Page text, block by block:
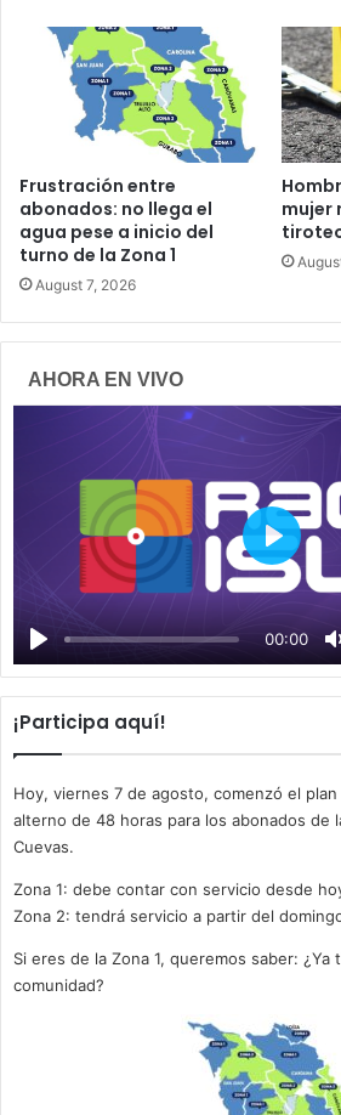
Frustración entre
abonados: no llega el
agua pese a inicio del
turno de la Zona 1
August 7, 2026
mujer
AHORA EN VIVO
00:00
P
y
¡Participa aquí!
Hoy, viernes 7 de agosto, comenzó el
alterno de 48 horas para los abonados de
Cuevas.
Zona 1: debe contar con servicio desde
Zona 2: tendrá servicio a partir del
Si eres de la Zona 1, queremos saber: ¿Ya
comunidad?